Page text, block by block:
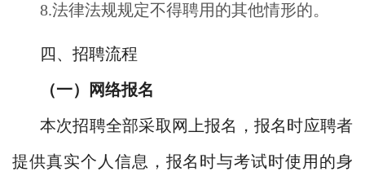
8.法律法规规定不得聘用的其他情形的。
四、招聘流程
（一）网络报名
本次招聘全部采取网上报名，报名时应聘者
提供真实个人信息，报名时与考试时使用的身